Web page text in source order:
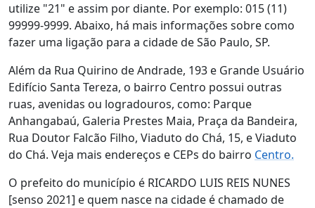
utilize "21" e assim por diante. Por exemplo: 015 (11)
99999-9999. Abaixo, há mais informações sobre como
fazer uma ligação para a cidade de São Paulo, SP.
Além da Rua Quirino de Andrade, 193 e Grande Usuário
Edifício Santa Tereza, o bairro Centro possui outras
ruas, avenidas ou logradouros, como: Parque
Anhangabaú, Galeria Prestes Maia, Praça da Bandeira,
Rua Doutor Falcão Filho, Viaduto do Chá, 15, e Viaduto
do Chá. Veja mais endereços e CEPs do bairro Centro.
O prefeito do município é RICARDO LUIS REIS NUNES
[senso 2021] e quem nasce na cidade é chamado de